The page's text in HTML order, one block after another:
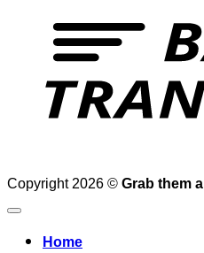
Copyright 2026 © Grab them all
Home